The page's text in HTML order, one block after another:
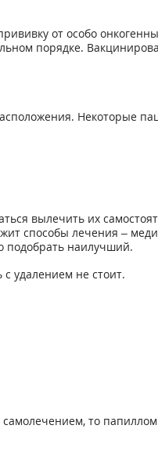
от особо
порядке.
Некоторые
вылечить их
способы лечения –
подобрать наилучший.
с удалением не стоит.
самолечением, то